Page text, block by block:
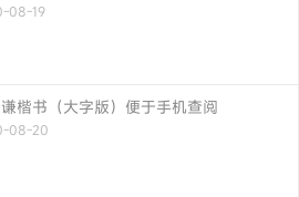
08-19
楷书（大字版）便于手机查阅
08-20